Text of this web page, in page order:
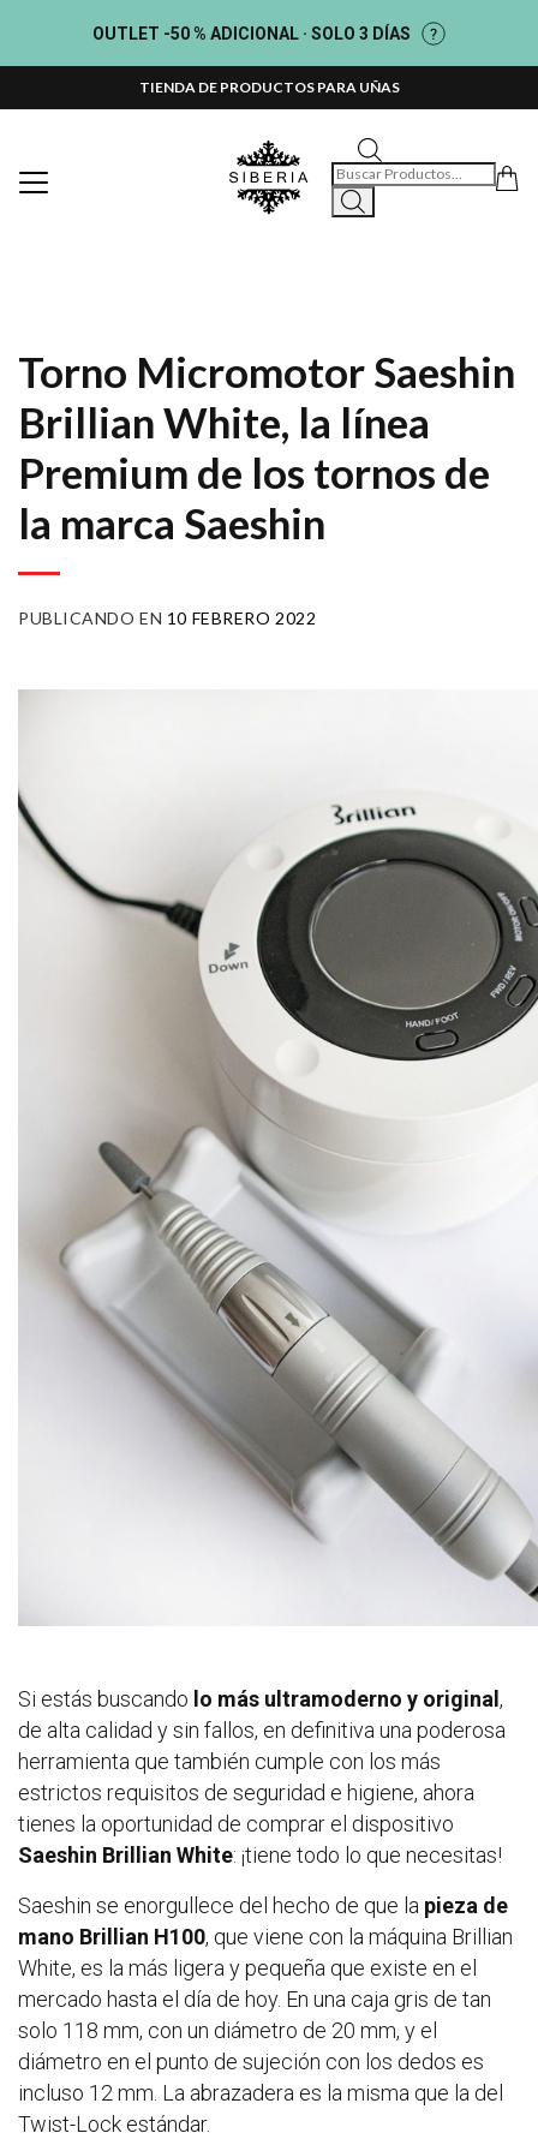
OUTLET -50 % ADICIONAL · SOLO 3 DÍAS
TIENDA DE PRODUCTOS PARA UÑAS
Búsqueda de productos
Torno Micromotor Saeshin
Brillian White, la línea
Premium de los tornos de
la marca Saeshin
PUBLICANDO EN 10 FEBRERO 2022
Si estás buscando lo más ultramoderno y original ,
de alta calidad y sin fallos, en definitiva una poderosa
herramienta que también cumple con los más
estrictos requisitos de seguridad e higiene, ahora
tienes la oportunidad de comprar el dispositivo
Saeshin Brillian White: ¡tiene todo lo que necesitas!
Saeshin se enorgullece del hecho de que la pieza de
mano Brillian H100, que viene con la máquina Brillian
White, es la más ligera y pequeña que existe en el
mercado hasta el día de hoy. En una caja gris de tan
solo 118 mm, con un diámetro de 20 mm, y el
diámetro en el punto de sujeción con los dedos es
incluso 12 mm. La abrazadera es la misma que la del
Twist-Lock estándar.